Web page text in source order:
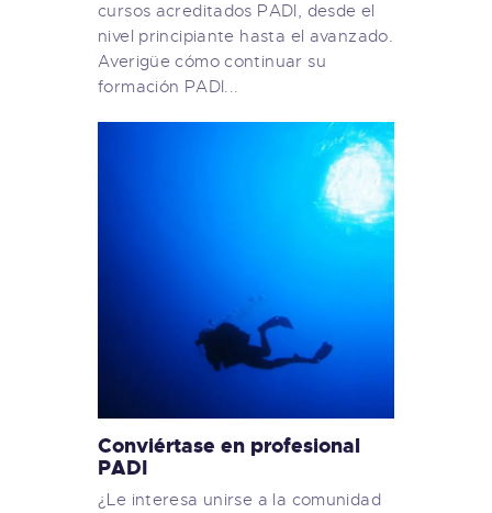
cursos acreditados PADI, desde el
nivel principiante hasta el avanzado.
Averigüe cómo continuar su
formación PADI...
Conviértase en profesional
PADI
¿Le interesa unirse a la comunidad